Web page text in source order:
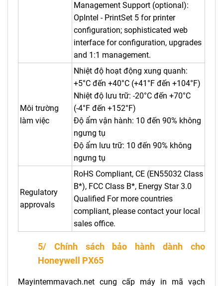
Management Support (optional):
OpIntel - PrintSet 5 for printer
configuration; sophisticated web
interface for configuration, upgrades
and 1:1 management.
Môi trường
làm việc
Nhiệt độ hoạt động xung quanh:
+5°C đến +40°C (+41°F đến +104°F)
Nhiệt độ lưu trữ: -20°C đến +70°C
(-4°F đến +152°F)
Độ ẩm vận hành: 10 đến 90% không
ngưng tụ
Độ ẩm lưu trữ: 10 đến 90% không
ngưng tụ
Regulatory
approvals
RoHS Compliant, CE (EN55032 Class
B*), FCC Class B*, Energy Star 3.0
Qualified For more countries
compliant, please contact your local
sales office.
5/ Chính sách bảo hành dành cho
Honeywell PX65
Mayintemmavach.net cung cấp máy in mã vạch